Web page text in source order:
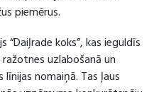
piemērus.
“Daiļrade koks”, kas ieguldīs
uzlabošanā un
līnijas nomaiņā. Tas ļaus